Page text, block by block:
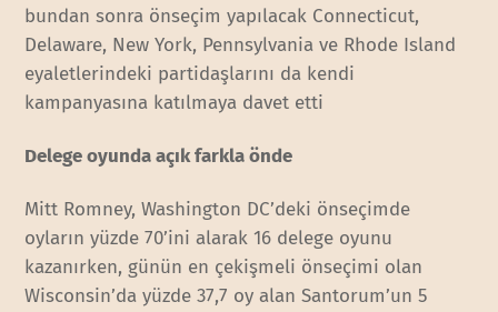
bundan sonra önseçim yapılacak Connecticut,
Delaware, New York, Pennsylvania ve Rhode Island
eyaletlerindeki partidaşlarını da kendi
kampanyasına katılmaya davet etti
Delege oyunda açık farkla önde
Mitt Romney, Washington DC’deki önseçimde
oyların yüzde 70’ini alarak 16 delege oyunu
kazanırken, günün en çekişmeli önseçimi olan
Wisconsin’da yüzde 37,7 oy alan Santorum’un 5